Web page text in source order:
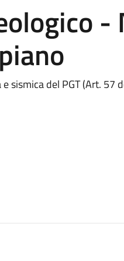
-
sismica del PGT (Art. 57